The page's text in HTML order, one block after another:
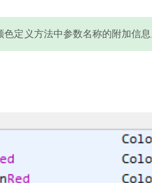
色定义方法中参数名称的附加信